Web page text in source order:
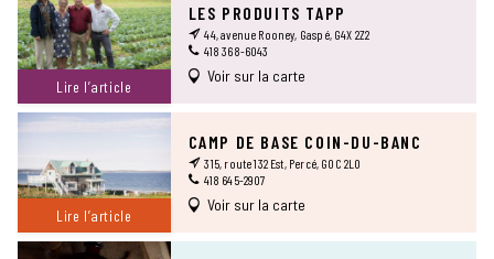
Lire l’article
LES PRODUITS TAPP
44, avenue Rooney, Gaspé, G4X 2Z2
418 368-6043
Voir sur la carte
Lire l’article
CAMP DE BASE COIN-DU-BANC
315, route 132 Est, Percé, G0C 2L0
418 645-2907
Voir sur la carte